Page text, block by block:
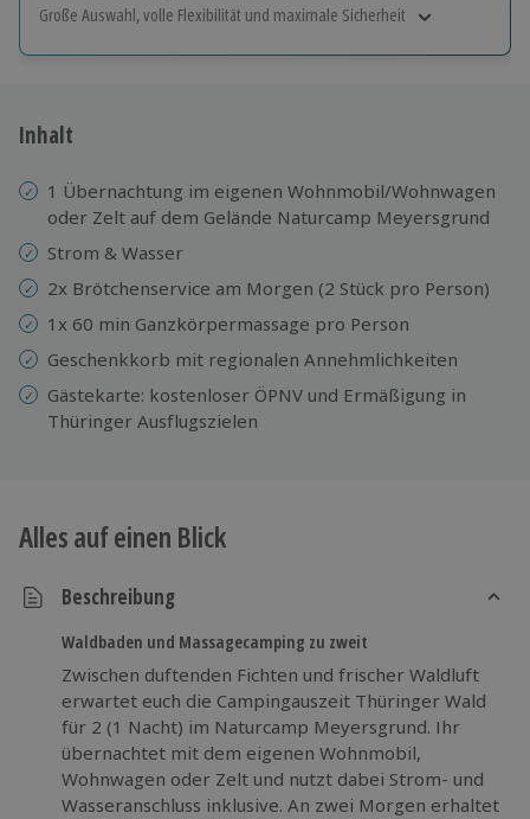
Große Auswahl, volle Flexibilität und maximale Sicherheit
Jeder Gutschein für alle Erlebnisse einlösbar.
10 Jahre gültig & verlängerbar.
Inhalt
1 Übernachtung im eigenen Wohnmobil/Wohnwagen
oder Zelt auf dem Gelände Naturcamp Meyersgrund
Strom & Wasser
2x Brötchenservice am Morgen (2 Stück pro Person)
1x 60 min Ganzkörpermassage pro Person
Geschenkkorb mit regionalen Annehmlichkeiten
Gästekarte: kostenloser ÖPNV und Ermäßigung in
Thüringer Ausflugszielen
Alles auf einen Blick
Beschreibung
Waldbaden und Massagecamping zu zweit
Zwischen duftenden Fichten und frischer Waldluft
erwartet euch die Campingauszeit Thüringer Wald
für 2 (1 Nacht) im Naturcamp Meyersgrund. Ihr
übernachtet mit dem eigenen Wohnmobil,
Wohnwagen oder Zelt und nutzt dabei Strom- und
Wasseranschluss inklusive. An zwei Morgen erhaltet